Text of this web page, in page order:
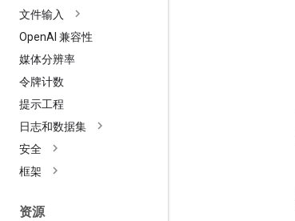
文件输入
OpenAI 兼容性
媒体分辨率
令牌计数
提示工程
日志和数据集
安全
框架
资源